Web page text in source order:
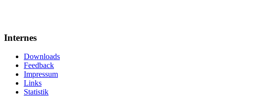
Internes
Downloads
Feedback
Impressum
Links
Statistik